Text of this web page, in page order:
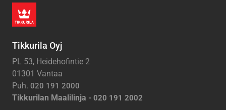
Tikkurila Oyj
PL 53, Heidehofintie 2
01301 Vantaa
Puh. 020 191 2000
Tikkurilan Maalilinja - 020 191 2002